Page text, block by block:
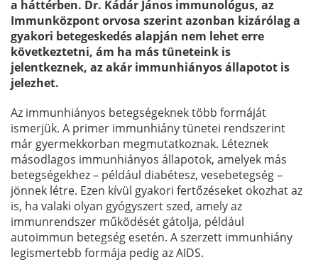
a háttérben. Dr. Kádár János immunológus, az
Immunközpont orvosa szerint azonban kizárólag a
gyakori betegeskedés alapján nem lehet erre
következtetni, ám ha más tüneteink is
jelentkeznek, az akár immunhiányos állapotot is
jelezhet.
Az immunhiányos betegségeknek több formáját
ismerjük. A primer immunhiány tünetei rendszerint
már gyermekkorban megmutatkoznak. Léteznek
másodlagos immunhiányos állapotok, amelyek más
betegségekhez – például diabétesz, vesebetegség –
jönnek létre. Ezen kívül gyakori fertőzéseket okozhat az
is, ha valaki olyan gyógyszert szed, amely az
immunrendszer működését gátolja, például
autoimmun betegség esetén. A szerzett immunhiány
legismertebb formája pedig az AIDS.